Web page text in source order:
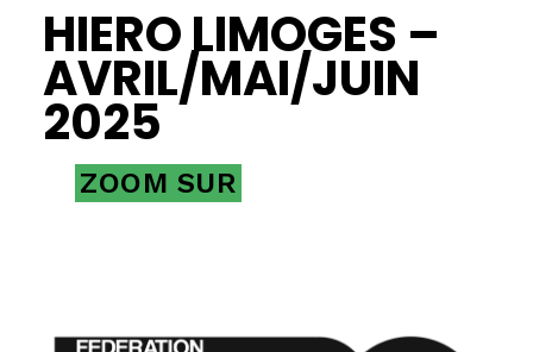
HIERO LIMOGES –
AVRIL/MAI/JUIN
2025
ZOOM SUR